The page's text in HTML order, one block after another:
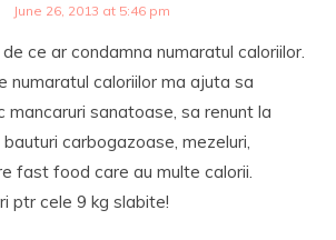
June 26, 2013 at 5:46 pm
ce ar condamna numaratul caloriilor.
numaratul caloriilor ma ajuta sa
mancaruri sanatoase, sa renunt la
bauturi carbogazoase, mezeluri,
fast food care au multe calorii.
ptr cele 9 kg slabite!